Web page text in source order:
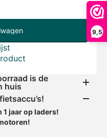
9,5
is de
huis
1 jaar op laders!